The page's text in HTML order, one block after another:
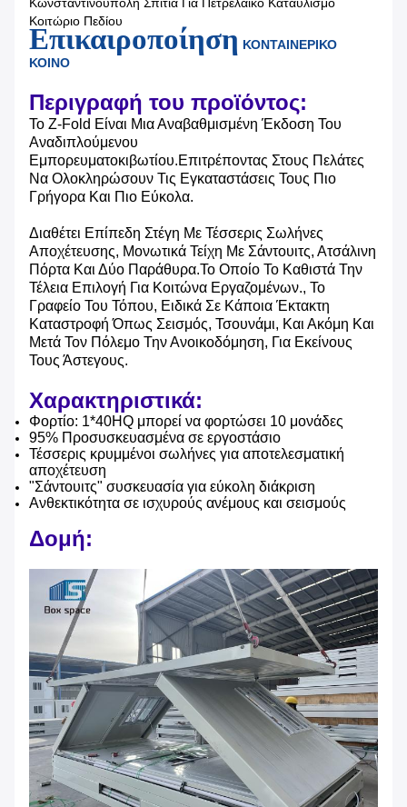
Κωνσταντινούπολη Σπίτια Για Πετρελαϊκό Καταυλισμό
Κοιτώριο Πεδίου
Επικαιροποίηση ΚΟΝΤΑΙΝΕΡΙΚΟ
ΚΟΙΝΟ
Περιγραφή του προϊόντος:
Το Z-Fold Είναι Μια Αναβαθμισμένη Έκδοση Του
Αναδιπλούμενου
Εμπορευματοκιβωτίου.επιτρέποντας Στους Πελάτες
Να Ολοκληρώσουν Τις Εγκαταστάσεις Τους Πιο
Γρήγορα Και Πιο Εύκολα.
Διαθέτει Επίπεδη Στέγη Με Τέσσερις Σωλήνες
Αποχέτευσης, Μονωτικά Τείχη Με Σάντουιτς, Ατσάλινη
Πόρτα Και Δύο Παράθυρα.Το Οποίο Το Καθιστά Την
Τέλεια Επιλογή Για Κοιτώνα Εργαζομένων., Το
Γραφείο Του Τόπου, Ειδικά Σε Κάποια Έκτακτη
Καταστροφή Όπως Σεισμός, Τσουνάμι, Και Ακόμη Και
Μετά Τον Πόλεμο Την Ανοικοδόμηση, Για Εκείνους
Τους Άστεγους.
Χαρακτηριστικά:
Φορτίο: 1*40HQ μπορεί να φορτώσει 10 μονάδες
95% Προσυσκευασμένα σε εργοστάσιο
Τέσσερις κρυμμένοι σωλήνες για αποτελεσματική
αποχέτευση
"Σάντουιτς" συσκευασία για εύκολη διάκριση
Ανθεκτικότητα σε ισχυρούς ανέμους και σεισμούς
Δομή: